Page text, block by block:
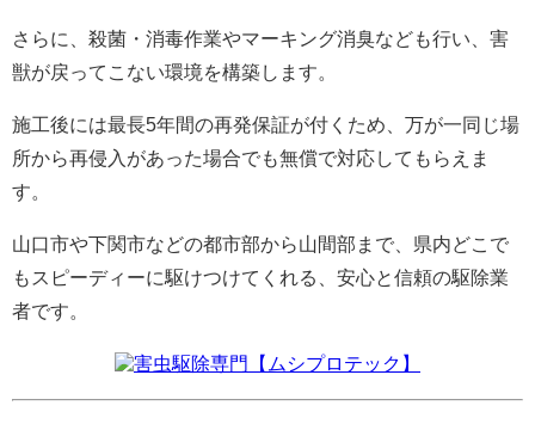
さらに、殺菌・消毒作業やマーキング消臭なども行い、害
獣が戻ってこない環境を構築します。
施工後には最長5年間の再発保証が付くため、万が一同じ場
所から再侵入があった場合でも無償で対応してもらえま
す。
山口市や下関市などの都市部から山間部まで、県内どこで
もスピーディーに駆けつけてくれる、安心と信頼の駆除業
者です。
害虫駆除専門【ムシプロテック】